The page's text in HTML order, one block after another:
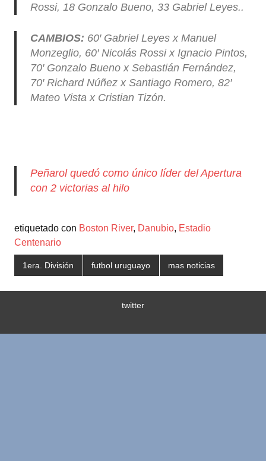
Rossi, 18 Gonzalo Bueno, 33 Gabriel Leyes..
CAMBIOS: 60′ Gabriel Leyes x Manuel
Monzeglio, 60′ Nicolás Rossi x Ignacio Pintos,
70′ Gonzalo Bueno x Sebastián Fernández,
70′ Richard Núñez x Santiago Romero, 82′
Mateo Vista x Cristian Tizón.
Peñarol quedó como único líder del Apertura
con 2 victorias al hilo
etiquetado con Boston River, Danubio, Estadio
Centenario
1era. División futbol uruguayo mas noticias
twitter